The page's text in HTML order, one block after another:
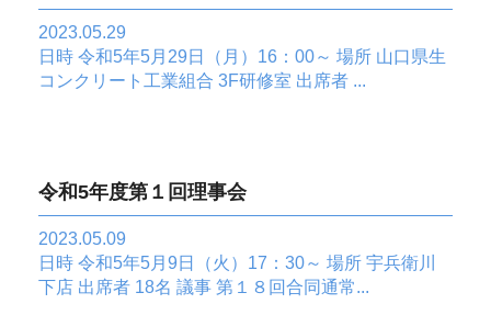
2023.05.29
日時 令和5年5月29日（月）16：00～ 場所 山口県生
コンクリート工業組合 3F研修室 出席者 ...
令和5年度第１回理事会
2023.05.09
日時 令和5年5月9日（火）17：30～ 場所 宇兵衛川
下店 出席者 18名 議事 第１８回合同通常...